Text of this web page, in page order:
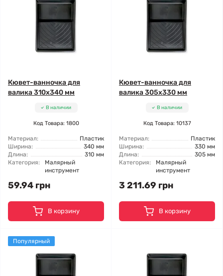
Кювет-ванночка для
валика 310x340 мм
В наличии
Код Товара: 1800
Материал:
Пластик
Ширина:
340 мм
Длина:
310 мм
Категория:
Малярный
инструмент
59.94 грн
В корзину
Кювет-ванночка для
валика 305х330 мм
В наличии
Код Товара: 10137
Материал:
Пластик
Ширина:
330 мм
Длина:
305 мм
Категория:
Малярный
инструмент
3 211.69 грн
В корзину
Популярный